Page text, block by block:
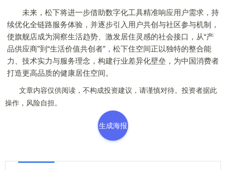
未来，松下将进一步借助数字化工具精准响应用户需求，持
续优化全链路服务体验，并逐步引入用户共创与社区参与机制，
使旗舰店成为洞察生活趋势、激发居住灵感的社会接口，从“产
品供应商”到“生活价值共创者”，松下住空间正以独特的整合能
力、技术实力与服务理念，构建行业差异化壁垒，为中国消费者
打造更高品质的健康居住空间。
文章内容仅供阅读，不构成投资建议，请谨慎对待。投资者据此
操作，风险自担。
生成海报